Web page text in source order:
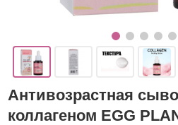
Антивозрастная
коллагеном EGG